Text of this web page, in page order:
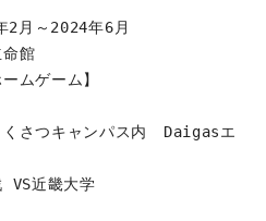
2月～2024年6月
館
ムゲーム】
くさつキャンパス内 Daigasエ
VS近畿大学